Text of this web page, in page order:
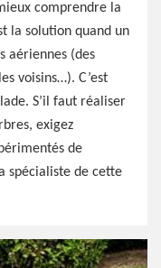
comprendre la
la solution quand un
aériennes (des
voisins…). C’est
S’il faut réaliser
exigez
de
spécialiste de cette